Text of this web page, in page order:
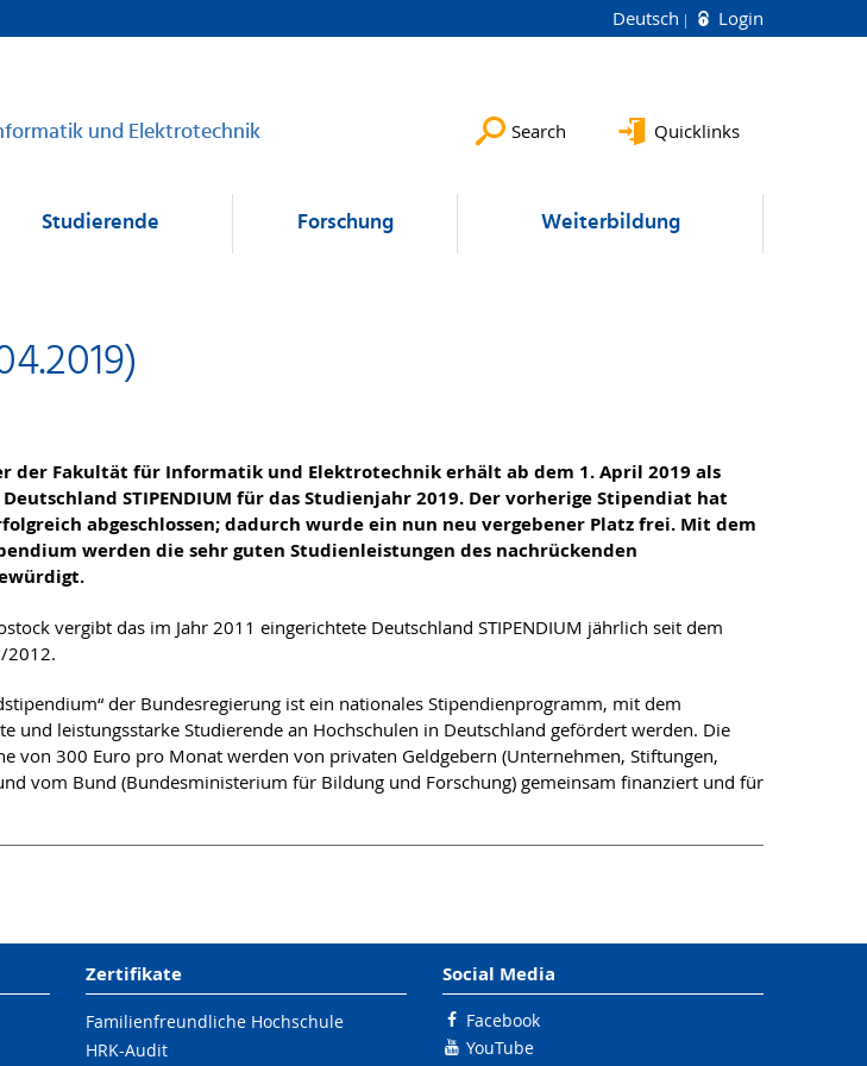
Deutsch Login
und Elektrotechnik Search Quicklinks
Studierende Forschung Weiterbildung
der Fakultät für Informatik und Elektrotechnik erhält ab dem 1. April 2019 als
STIPENDIUM für das Studienjahr 2019. Der vorherige Stipendiat hat
abgeschlossen; dadurch wurde ein nun neu vergebener Platz frei. Mit dem
werden die sehr guten Studienleistungen des nachrückenden
vergibt das im Jahr 2011 eingerichtete Deutschland STIPENDIUM jährlich seit dem
2012.
der Bundesregierung ist ein nationales Stipendienprogramm, mit dem
und leistungsstarke Studierende an Hochschulen in Deutschland gefördert werden. Die
von 300 Euro pro Monat werden von privaten Geldgebern (Unternehmen, Stiftungen,
vom Bund (Bundesministerium für Bildung und Forschung) gemeinsam finanziert und für
Zertifikate
Familienfreundliche Hochschule
HRK-Audit
Social Media
Facebook
YouTube